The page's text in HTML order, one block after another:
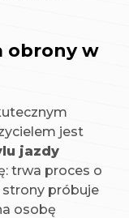
obrony w
jest
jazdy
trwa proces o
próbuje
osobę